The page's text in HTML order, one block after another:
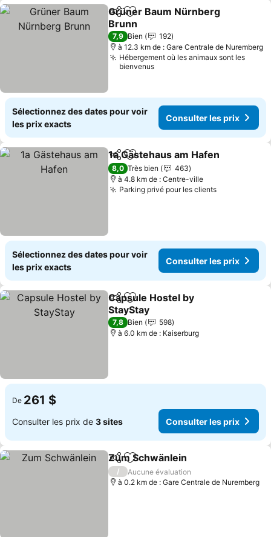
PartagerAjouter à mes favoris
Grüner Baum Nürnberg
Brunn
Consulter les prix
7,9 Bien
192
à 12.3 km de : Gare Centrale de Nuremberg
Hébergement où les animaux sont les
bienvenus
Sélectionnez des dates pour voir
les prix exacts
Consulter les prix
PartagerAjouter à mes favoris
1a Gästehaus am Hafen
8,0 Très bien
463
à 4.8 km de : Centre-ville
Parking privé pour les clientsConsulter
Sélectionnez des dates pour voir
les prix exacts
Consulter les prix
PartagerAjouter à mes favoris
Capsule Hostel by
StayStay
Consulter les prix
7,8 Bien
598
à 6.0 km de : Kaiserburg
De 261 $
Consulter les prix de 3 sites Consulter les prix
PartagerAjouter à mes favoris
Zum Schwänlein
/
Aucune évaluation
à 0.2 km de : Gare Centrale de Nuremberg